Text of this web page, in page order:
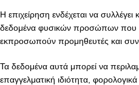
Η επιχείρηση ενδέχεται να
δεδομένα φυσικών προσώπων που
εκπροσωπούν προμηθευτές και
Τα δεδομένα αυτά μπορεί να
επαγγελματική ιδιότητα,